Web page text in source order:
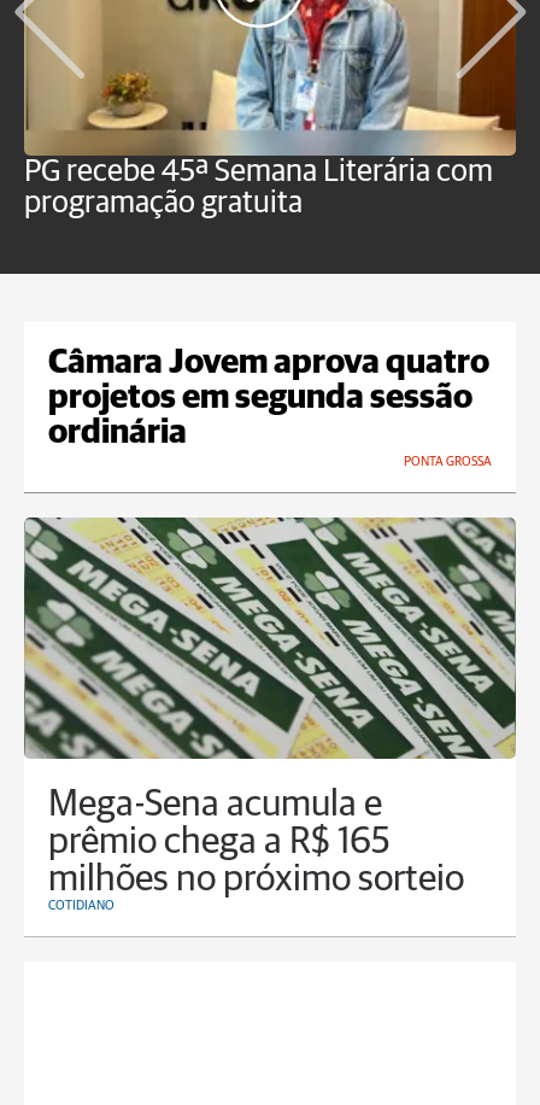
PG recebe 45ª Semana Literária com
programação gratuita
Câmara Jovem aprova quatro
projetos em segunda sessão
ordinária
PONTA GROSSA
Mega-Sena acumula e
prêmio chega a R$ 165
milhões no próximo sorteio
COTIDIANO